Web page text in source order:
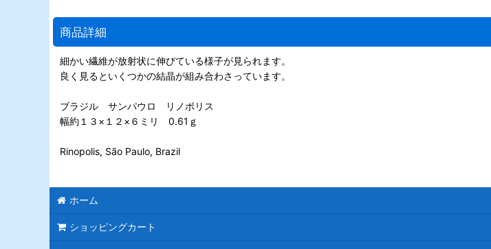
商品詳細
細かい繊維が放射状に伸びている様子が見られます。
良く見るといくつかの結晶が組み合わさっています。
ブラジル サンパウロ リノポリス
幅約１３×１２×６ミリ 0.61ｇ
Rinopolis, São Paulo, Brazil
ホーム
ショッピングカート